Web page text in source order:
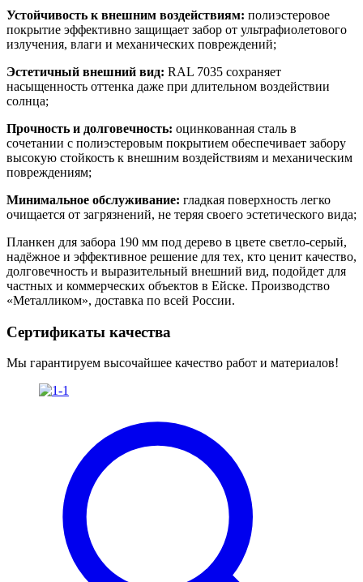
Устойчивость к внешним воздействиям: полиэстеровое
покрытие эффективно защищает забор от ультрафиолетового
излучения, влаги и механических повреждений;
Эстетичный внешний вид: RAL 7035 сохраняет
насыщенность оттенка даже при длительном воздействии
солнца;
Прочность и долговечность: оцинкованная сталь в
сочетании с полиэстеровым покрытием обеспечивает забору
высокую стойкость к внешним воздействиям и механическим
повреждениям;
Минимальное обслуживание: гладкая поверхность легко
очищается от загрязнений, не теряя своего эстетического вида;
Планкен для забора 190 мм под дерево в цвете светло-серый,
надёжное и эффективное решение для тех, кто ценит качество,
долговечность и выразительный внешний вид, подойдет для
частных и коммерческих объектов в Ейске. Производство
«Металликом», доставка по всей России.
Сертификаты качества
Мы гарантируем высочайшее качество работ и материалов!